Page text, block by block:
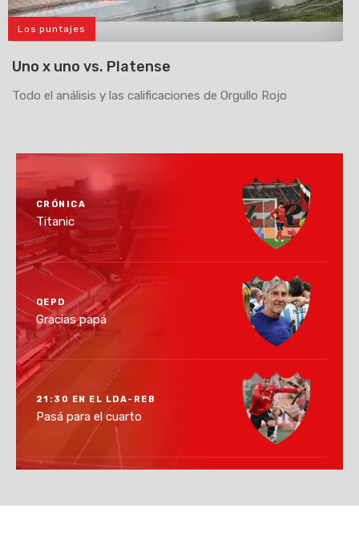
Los puntajes
Uno x uno vs. Platense
Todo el análisis y las calificaciones de Orgullo Rojo
CRÓNICA
Titanic
QEPD
Gracias papá
21:30 EN EL LDA-REB
Pasá para el cuarto